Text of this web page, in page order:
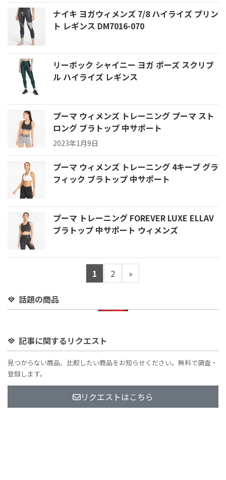
ナイキ ヨガウィメンズ 7/8 ハイライズ プリン
ト レギンス DM7016-070
リーボック シャイニー ヨガ ポーズ スクリブ
ル ハイライズ レギンス
プーマ ウィメンズ トレーニング プーマ スト
ロング ブラトップ 中サポート
2023年1月9日
プーマ ウィメンズ トレーニング 4キープ グラ
フィック ブラトップ 中サポート
プーマ トレーニング FOREVER LUXE ELLAV
ブラトップ 中サポート ウィメンズ
1 2 »
話題の商品
記事に関するリクエスト
見つからない商品、比較したい商品をお知らせください。無料で調査・
登録します。
リクエストはこちら